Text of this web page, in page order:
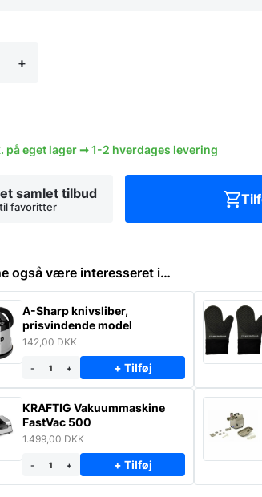
+
på eget lager ➞ 1-2 hverdages levering
et samlet tilbud
favoritter
også være interesseret i…
A-Sharp knivsliber,
prisvindende model
142,00 DKK
- + + Tilføj
KRAFTIG Vakuummaskine
FastVac 500
1.499,00 DKK
- + + Tilføj